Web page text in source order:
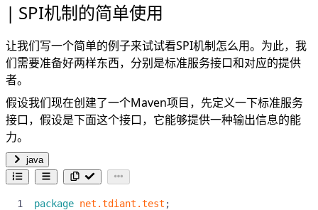
SPI机制的简单使用
让我们写一个简单的例子来试试看SPI机制怎么用。为此，我
们需要准备好两样东西，分别是标准服务接口和对应的提供
者。
假设我们现在创建了一个Maven项目，先定义一下标准服务
接口，假设是下面这个接口，它能够提供一种输出信息的能
力。
java
package net.tdiant.test ;